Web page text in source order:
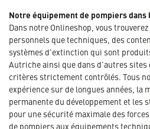
Notre équipement de pompiers dans
Dans notre Onlineshop, vous
personnels que techniques, des
systèmes d'extinction qui sont
Autriche ainsi que dans d'autres sites
critères strictement contrôlés. Tous
expérience sur de longues années, la
permanente du développement et les
pour une sécurité maximale des
de pompiers aux équipements